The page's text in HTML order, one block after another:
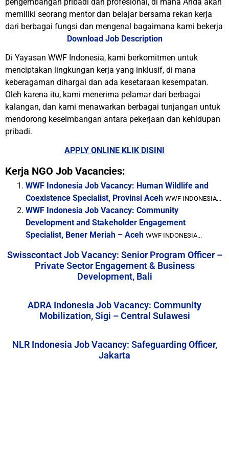
memiliki seorang mentor dan belajar bersama rekan kerja
dari berbagai fungsi dan mengenal bagaimana kami bekerja
Download Job Description
Di Yayasan WWF Indonesia, kami berkomitmen untuk
menciptakan lingkungan kerja yang inklusif, di mana
keberagaman dihargai dan ada kesetaraan kesempatan.
Oleh karena itu, kami menerima pelamar dari berbagai
kalangan, dan kami menawarkan berbagai tunjangan untuk
mendorong keseimbangan antara pekerjaan dan kehidupan
pribadi.
APPLY ONLINE KLIK DISINI
Kerja NGO Job Vacancies:
WWF Indonesia Job Vacancy: Human Wildlife and
Coexistence Specialist, Provinsi Aceh WWF INDONESIA...
WWF Indonesia Job Vacancy: Community
Development and Stakeholder Engagement
Specialist, Bener Meriah – Aceh WWF INDONESIA...
Swisscontact Job Vacancy: Senior Program Officer –
Private Sector Engagement & Business
Development, Bali
ADRA Indonesia Job Vacancy: Community
Mobilization, Sigi – Central Sulawesi
NLR Indonesia Job Vacancy: Safeguarding Officer,
Jakarta